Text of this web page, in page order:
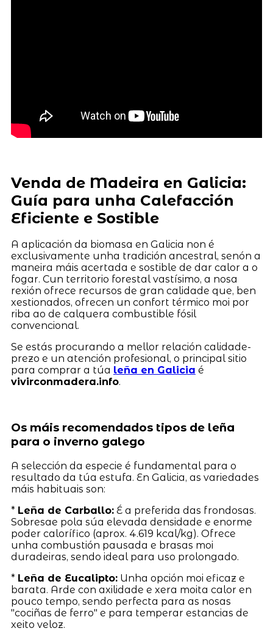
Venda de Madeira en Galicia:
Guía para unha Calefacción
Eficiente e Sostible
A aplicación da biomasa en Galicia non é
exclusivamente unha tradición ancestral, senón a
maneira máis acertada e sostible de dar calor a o
fogar. Cun territorio forestal vastísimo, a nosa
rexión ofrece recursos de gran calidade que, ben
xestionados, ofrecen un confort térmico moi por
riba ao de calquera combustible fósil
convencional.
Se estás procurando a mellor relación calidade-
prezo e un atención profesional, o principal sitio
para comprar a túa leña en Galicia é
vivirconmadera.info.
Os máis recomendados tipos de leña
para o inverno galego
A selección da especie é fundamental para o
resultado da túa estufa. En Galicia, as variedades
máis habituais son:
* Leña de Carballo:É a preferida das frondosas.
Sobresae pola súa elevada densidade e enorme
poder calorífico (aprox. 4.619 kcal/kg). Ofrece
unha combustión pausada e brasas moi
duradeiras, sendo ideal para uso prolongado.
* Leña de Eucalipto:Unha opción moi eficaz e
barata. Arde con axilidade e xera moita calor en
pouco tempo, sendo perfecta para as nosas
"cociñas de ferro" e para temperar estancias de
xeito veloz.